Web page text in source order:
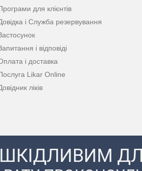
для клієнтів
і Служба резервування
і відповіді
і доставка
Likar Online
ліків